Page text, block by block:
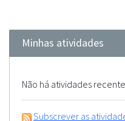
Minhas atividades
Não há atividades
Subscrever as